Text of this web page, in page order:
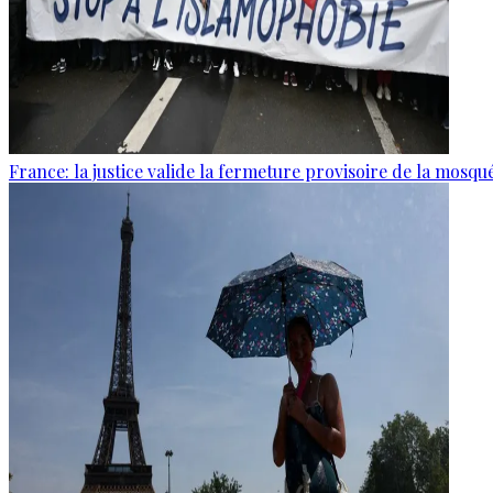
France: la justice valide la fermeture provisoire de la